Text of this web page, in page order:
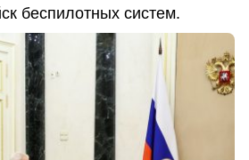
беспилотных систем.